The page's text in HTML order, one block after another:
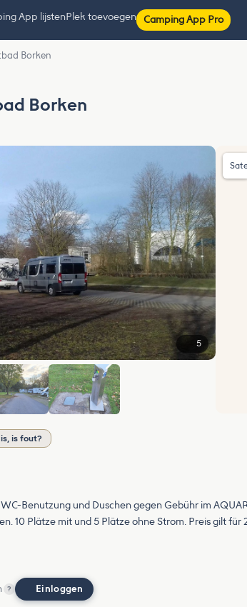
App lijstenPlek toevoegen Camping App Pro
Borken
Borken
5
is fout?
Benutzung und Duschen gegen Gebühr im
10 Plätze mit und 5 Plätze ohne Strom. Preis gilt für
? Einloggen